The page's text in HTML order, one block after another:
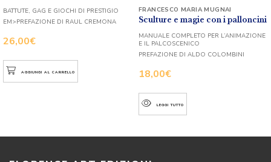
26,00€
BATTUTE, GAG E GIOCHI DI PRESTIGIO
EM>PREFAZIONE DI RAUL CREMONA
AGGIUNGI AL CARRELLO
Sculture e magie con i palloncini
18,00€
FRANCESCO MARIA MUGNAI
MANUALE COMPLETO PER L’ANIMAZIONE
E IL PALCOSCENICO
PREFAZIONE DI ALDO COLOMBINI
LEGGI TUTTO